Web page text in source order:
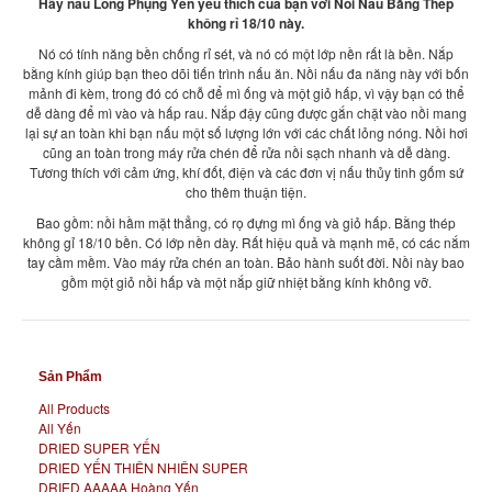
Yến Reward
không rỉ 18/10 này.
Nó có tính năng bền chống rỉ sét, và nó có mộtlớp nền rấtlà bền. Nắp
bằng kính giúp bạn theo dõi tiến trình nấu ăn. Nồi nấu đa năng này với bốn
mảnh đi kèm, trong đó có chỗ để mì ống và một giỏ hấp, vì vậy bạn có thể
dễ dàng để mì vào và hấp rau. Nắp đậy cũng được gắn chặt vào nồi mang
lại sự an toàn khi bạn nấu một số lượng lớn với các chất lỏng nóng. Nồi hơi
cũng an toàn trong máy rửa chén để rửa nồi sạch nhanh và dễ dàng.
Tương thích với cảm ứng, khí đốt, điện và các đơn vị nấu thủy tinh gốm sứ
cho thêm thuận tiện.
Bao gồm: nồi hầm mặt thẳng, có rọ đựng mì ống và giỏ hấp. Bằng thép
không gỉ 18/10 bền. Có lớp nền dày. Rất hiệu quả và mạnh mẽ, có các nắm
tay cầm mềm. Vào máy rửa chén an toàn. Bảo hành suốt đời. Nồi này bao
gồm một giỏ nồi hấp và một nắp giữ nhiệt bằng kính không vỡ.
Sản Phẩm
All Products
All Yến
DRIED SUPER YẾN
DRIED YẾN THIÊN NHIÊN SUPER
DRIED AAAAA Hoàng Yến